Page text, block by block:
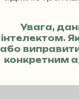
Увага,
інтелектом.
або
конкретним